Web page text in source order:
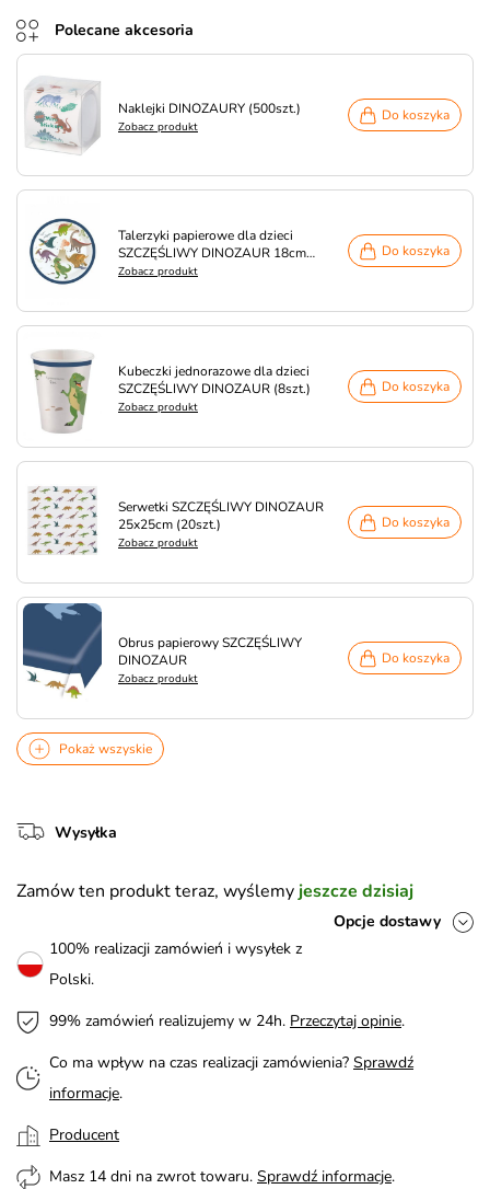
Polecane akcesoria
Naklejki DINOZAURY (500szt.)
Zobacz produkt
Do koszyka
Talerzyki papierowe dla dzieci
SZCZĘŚLIWY DINOZAUR 18cm
(8szt.)
Zobacz produkt
Do koszyka
Kubeczki jednorazowe dla dzieci
SZCZĘŚLIWY DINOZAUR (8szt.)
Zobacz produkt
Do koszyka
Serwetki SZCZĘŚLIWY DINOZAUR
25x25cm (20szt.)
Zobacz produkt
Do koszyka
Obrus papierowy SZCZĘŚLIWY
DINOZAUR
Zobacz produkt
Do koszyka
Pokaż wszyskie
Wysyłka
Zamów ten produkt teraz, wyślemy jeszcze dzisiaj
Opcje dostawy
100% realizacji zamówień i wysyłek z
Polski.
99% zamówień realizujemy w 24h. Przeczytaj opinie.
Co ma wpływ na czas realizacji zamówienia? Sprawdź
informacje.
Producent
Masz 14 dni na zwrot towaru. Sprawdź informacje.